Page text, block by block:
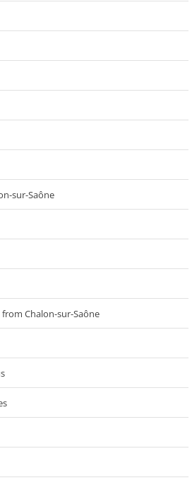
sur-Saône
from Chalon-sur-Saône